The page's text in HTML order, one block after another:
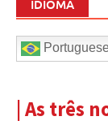
IDIOMA
| As três